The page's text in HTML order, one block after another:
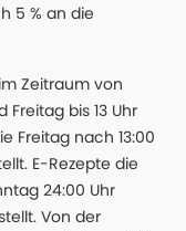
5 % an die
Zeitraum von
bis 13 Uhr
Freitag nach 13:00
E-Rezepte die
24:00 Uhr
Von der